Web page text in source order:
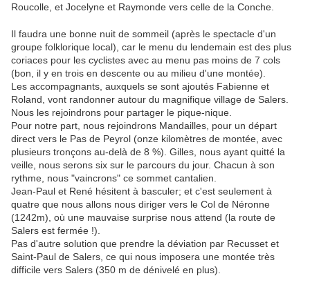
Roucolle, et Jocelyne et Raymonde vers celle de la Conche.
Il faudra une bonne nuit de sommeil (après le spectacle d'un
groupe folklorique local), car le menu du lendemain est des plus
coriaces pour les cyclistes avec au menu pas moins de 7 cols
(bon, il y en trois en descente ou au milieu d'une montée).
Les accompagnants, auxquels se sont ajoutés Fabienne et
Roland, vont randonner autour du magnifique village de Salers.
Nous les rejoindrons pour partager le pique-nique.
Pour notre part, nous rejoindrons Mandailles, pour un départ
direct vers le Pas de Peyrol (onze kilomètres de montée, avec
plusieurs tronçons au-delà de 8 %). Gilles, nous ayant quitté la
veille, nous serons six sur le parcours du jour. Chacun à son
rythme, nous "vaincrons" ce sommet cantalien.
Jean-Paul et René hésitent à basculer; et c'est seulement à
quatre que nous allons nous diriger vers le Col de Néronne
(1242m), où une mauvaise surprise nous attend (la route de
Salers est fermée !).
Pas d'autre solution que prendre la déviation par Recusset et
Saint-Paul de Salers, ce qui nous imposera une montée très
difficile vers Salers (350 m de dénivelé en plus).